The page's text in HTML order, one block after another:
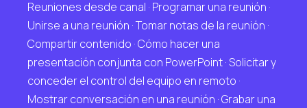
Reuniones desde canal · Programar una reunión ·
Unirse a una reunión · Tomar notas de la reunión ·
Compartir contenido · Cómo hacer una
presentación conjunta con PowerPoint · Solicitar y
conceder el control del equipo en remoto ·
Mostrar conversación en una reunión · Grabar una